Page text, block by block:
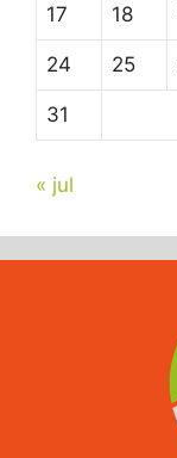
17 18
24 25
31
« jul